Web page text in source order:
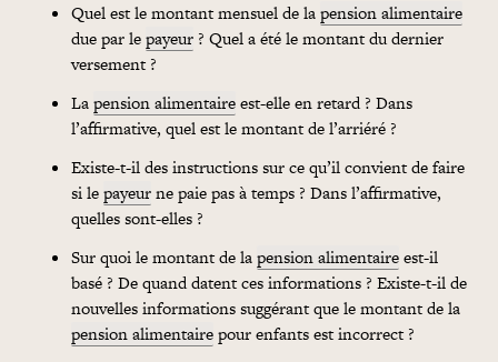
Quel est le montant mensuel de lapension alimentaire
due par lepayeur ? Quel a été le montant du dernier
versement ?
Lapension alimentaireest-elle en retard ? Dans
l’affirmative, quel est le montant de l’arriéré ?
Existe-t-il des instructions sur ce qu’il convient de faire
si lepayeurne paie pas à temps ? Dans l’affirmative,
quelles sont-elles ?
Sur quoi le montant de lapension alimentaireest-il
basé ? De quand datent ces informations ? Existe-t-il de
nouvelles informations suggérant que le montant de la
pension alimentairepour enfants est incorrect ?